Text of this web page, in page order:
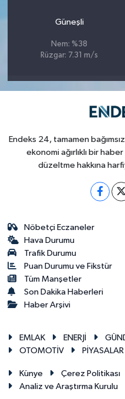
Güneşli
Nem: %38
Rüzgar: 7.31 m/s
Endeks 24, tamamen
ekonomi ağırlıklı bir
düzeltme hakkına
Nöbetçi Eczaneler
Hava Durumu
Trafik Durumu
Puan Durumu ve Fikstür
Tüm Manşetler
Son Dakika Haberleri
Haber Arşivi
EMLAK ENERJİ
OTOMOTİV
PİYASALAR
Künye Çerez Politikası
Analiz ve Araştırma Kurulu